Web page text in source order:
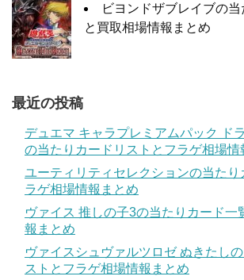
ビヨンドザブレイブの
と買取相場情報まとめ
最近の投稿
デュエマ キャラプレミアムパック ド
の当たりカードリストとフラゲ相場情
ユーティリティセレクションの当たり
ラゲ相場情報まとめ
ヴァイス 推しの子3の当たりカード一
報まとめ
ヴァイスシュヴァルツロゼ ぬきたし
ストとフラゲ相場情報まとめ